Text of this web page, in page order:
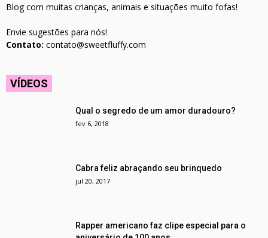
Blog com muitas crianças, animais e situações muito fofas!
Envie sugestões para nós!
Contato: contato@sweetfluffy.com
VÍDEOS
Qual o segredo de um amor duradouro?
fev 6, 2018
Cabra feliz abraçando seu brinquedo
jul 20, 2017
Rapper americano faz clipe especial para o